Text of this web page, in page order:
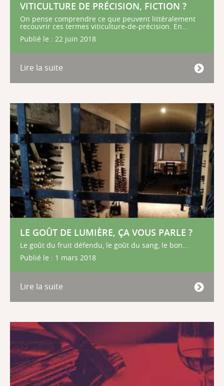
VITICULTURE DE PRÉCISION, FICTION ?
On pense comprendre ce que peuvent littéralement
recouvrir ces termes viticulture-de-précision. En...
Publié le : 22 juin 2018
Lire la suite
LE GOÛT DE LUMIÈRE, ÇA VOUS PARLE ?
Le goût du fruit défendu, le goût du sang, le bon...
Publié le : 1 mars 2018
Lire la suite